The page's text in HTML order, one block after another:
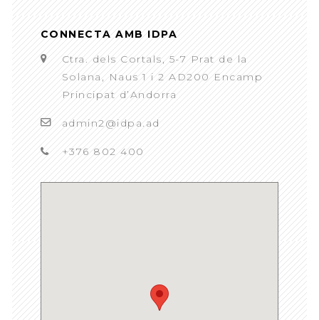
CONNECTA AMB IDPA
Ctra. dels Cortals, 5-7 Prat de la
Solana, Naus 1 i 2 AD200 Encamp
Principat d’Andorra
admin2@idpa.ad
+376 802 400